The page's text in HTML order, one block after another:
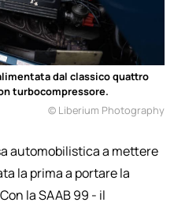
dal classico quattro
turbocompressore.
© Liberium Photography
automobilistica a mettere
la prima a portare la
la SAAB 99 - il